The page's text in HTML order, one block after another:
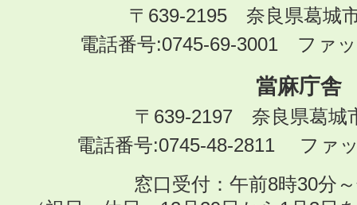
〒639-2195 奈良県葛城
電話番号:0745-69-3001 ファ
當麻庁舎
〒639-2197 奈良県葛城
電話番号:0745-48-2811 ファ
窓口受付：午前8時30分